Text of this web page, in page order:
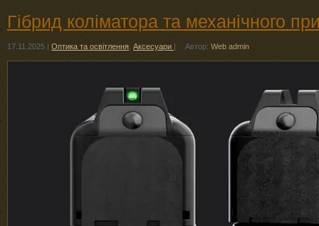
Гібрид коліматора та механічного
17.11.2025 |Оптика та освітлення Аксесуари | Автор: Web admin